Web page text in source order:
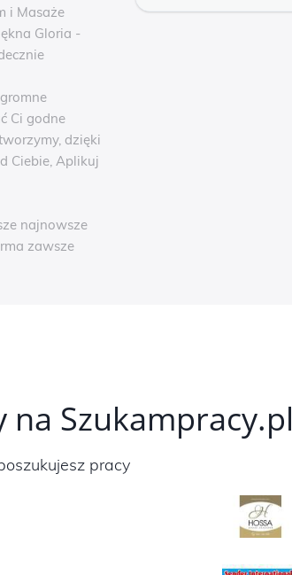
i Masaże
Gloria -
Ci godne
dzięki
Ciebie, Aplikuj
najnowsze
zawsze
na Szukampracy.pl
pracy